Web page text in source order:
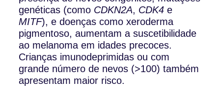
genéticas (como CDKN2A, CDK4 e
MITF), e doenças como xeroderma
pigmentoso, aumentam a suscetibilidade
ao melanoma em idades precoces.
Crianças imunodeprimidas ou com
grande número de nevos (>100) também
apresentam maior risco.